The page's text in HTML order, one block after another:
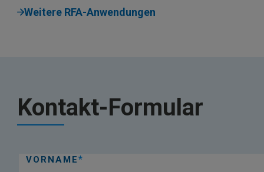
Weitere RFA-Anwendungen
Kontakt-Formular
VORNAME